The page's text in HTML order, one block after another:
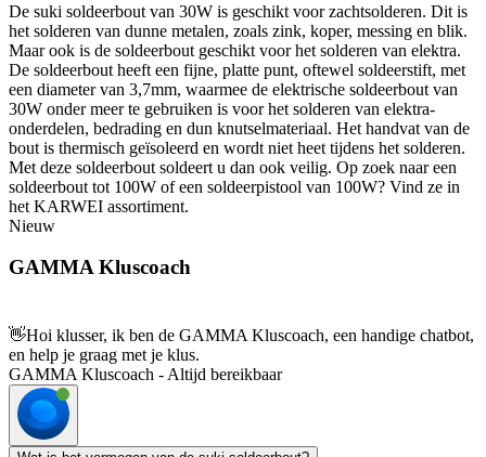
De suki soldeerbout van 30W is geschikt voor zachtsolderen. Dit is
het solderen van dunne metalen, zoals zink, koper, messing en blik.
Maar ook is de soldeerbout geschikt voor het solderen van elektra.
De soldeerbout heeft een fijne, platte punt, oftewel soldeerstift, met
een diameter van 3,7mm, waarmee de elektrische soldeerbout van
30W onder meer te gebruiken is voor het solderen van elektra-
onderdelen, bedrading en dun knutselmateriaal. Het handvat van de
bout is thermisch geïsoleerd en wordt niet heet tijdens het solderen.
Met deze soldeerbout soldeert u dan ook veilig. Op zoek naar een
soldeerbout tot 100W of een soldeerpistool van 100W? Vind ze in
het KARWEI assortiment.
Nieuw
GAMMA Kluscoach
👋Hoi klusser, ik ben de GAMMA Kluscoach, een handige chatbot,
en help je graag met je klus.
GAMMA Kluscoach - Altijd bereikbaar